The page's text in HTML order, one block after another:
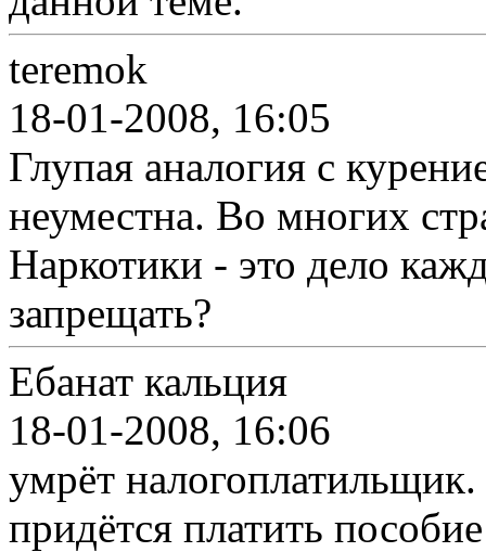
teremok
18-01-2008, 16:05
Глупая аналогия с
неуместна. Во многих
Наркотики - это дело
запрещать?
Ебанат кальция
18-01-2008, 16:06
умрёт
придётся платить